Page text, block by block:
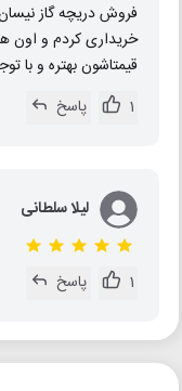
فروش دریچه گاز
خریداری کردم و اون
قیمتاشون بهتره و با
1
پاسخ
لیلا سلطانی
1 پاسخ